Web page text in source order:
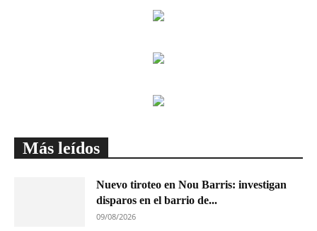
Más leídos
Nuevo tiroteo en Nou Barris: investigan
disparos en el barrio de...
09/08/2026